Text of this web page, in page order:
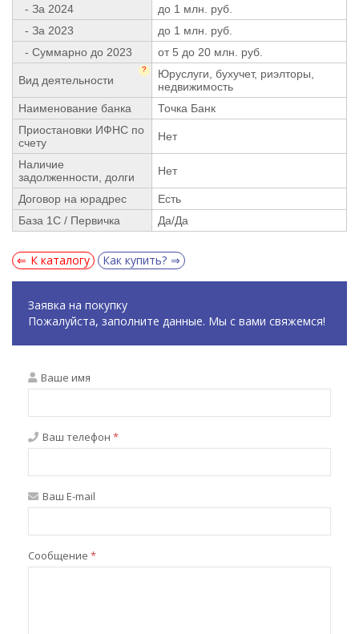
- За 2024
до 1 млн. руб.
- За 2023
до 1 млн. руб.
- Суммарно до 2023
от 5 до 20 млн. руб.
Вид деятельности
?
Юруслуги, бухучет, риэлторы,
недвижимость
Наименование банка
Точка Банк
Приостановки ИФНС по
счету
Нет
Наличие
задолженности, долги
Нет
Договор на юрадрес
Есть
База 1С / Первичка
Да/Да
К каталогу Как купить?
Заявка на покупку
Пожалуйста, заполните данные. Мы с вами свяжемся!
Ваше имя
Ваш телефон *
Ваш E-mail
Сообщение *